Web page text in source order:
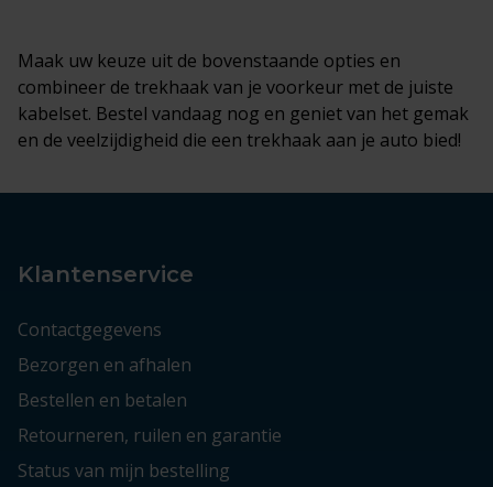
Maak uw keuze uit de bovenstaande opties en
combineer de trekhaak van je voorkeur met de juiste
kabelset. Bestel vandaag nog en geniet van het gemak
en de veelzijdigheid die een trekhaak aan je auto bied!
Klantenservice
Contactgegevens
Bezorgen en afhalen
Bestellen en betalen
Retourneren, ruilen en garantie
Status van mijn bestelling